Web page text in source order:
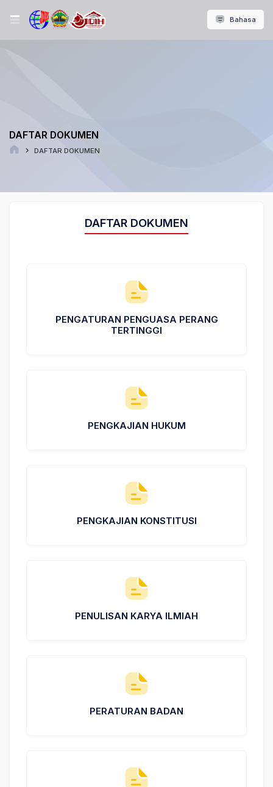
Bahasa
DAFTAR DOKUMEN
DAFTAR DOKUMEN
DAFTAR DOKUMEN
PENGATURAN PENGUASA PERANG
TERTINGGI
PENGKAJIAN HUKUM
PENGKAJIAN KONSTITUSI
PENULISAN KARYA ILMIAH
PERATURAN BADAN